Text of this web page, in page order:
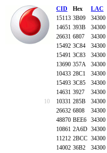
CID Hex LAC
15113 3B09 34300
14651 393B 34300
26631 6807 34300
15492 3C84 34300
15491 3C83 34300
13690 357A 34300
10433 28C1 34300
15493 3C85 34300
14631 3927 34300
10
10331 285B 34300
26632 6808 34300
48870 BEE6 34300
10861 2A6D 34300
11212 2BCC 34300
14002 36B2 34300